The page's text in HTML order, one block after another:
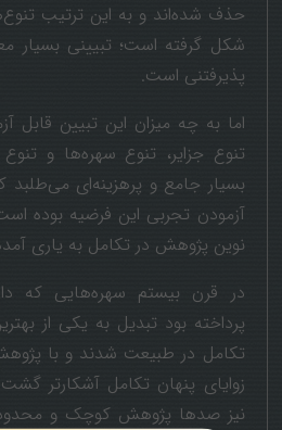
حذف شده‌اند و به این ترتیب
شکل گرفته است؛ تبیینی بسیار
پذیرفتنی است.
اما به چه میزان این تبیین
تنوع جزایر، تنوع سهره‌ها و
بسیار جامع و پرهزینه‌ای می‌طلبد
آزمودن تجربی این فرضیه بوده
نوین پژوهش در تکامل به یاری
در قرن بیستم سهره‌هایی که
پرداخته بود تبدیل به یکی از
تکامل در طبیعت شدند و با
زوایای پنهان تکامل آشکارتر
نیز صدها پژوهش کوچک و محدود